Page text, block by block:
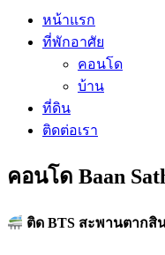
หน้าแรก
ที่พักอาศัย
คอนโด
บ้าน
ที่ดิน
ติดต่อเรา
คอนโด Baan
ติด BTS สะพานตากสิ